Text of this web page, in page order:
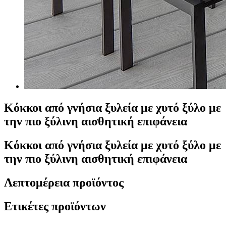
Κόκκοι από γνήσια ξυλεία με χυτό ξύλο με
την πιο ξύλινη αισθητική επιφάνεια
Κόκκοι από γνήσια ξυλεία με χυτό ξύλο με
την πιο ξύλινη αισθητική επιφάνεια
Λεπτομέρεια προϊόντος
Ετικέτες προϊόντων